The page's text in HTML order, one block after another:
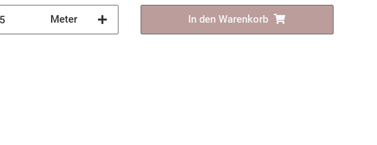
Meter In den Warenkorb